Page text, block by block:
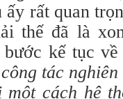
ấy rất quan
thế đã là
kế tục
tác
cách hệ